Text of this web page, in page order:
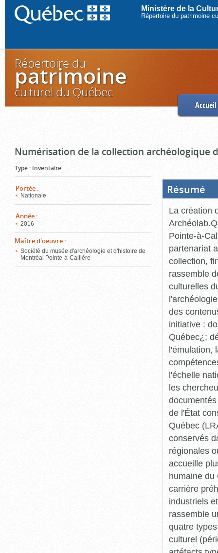
Ministère de la
Répertoire du patrimoine
Répertoire du
patrimoine
culturel du Québec
Accueil
Numérisation de la collection archéologique
Type : Inventaire
Portée :
Nationale
Année :
2016 -
Maître d'oeuvre :
Société du musée d'archéologie et d'histoire de
Montréal Pointe-à-Callière
Résumé
La création
Pointe-à-
partenariat
collection,
rassemble
culturelles
des
initiative :
Québec¿;
l'émulation,
l'échelle
les
de l'État
Québec
conservés
régionales
accueille
humaine du
carrière
industriels
rassemble
quatre
culturel